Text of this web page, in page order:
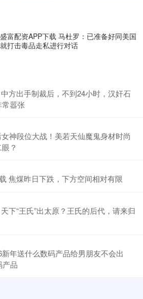
盛富配资APP下载 马杜罗：已准备好同美国
就打击毒品走私进行对话
方出手制裁后，不到24小时，汉奸石
嚣张
神段位大战！美若天仙魔鬼身材时尚
？
焦煤昨日下跌，下方空间相对有限
下“王氏”出太原？王氏的后代，请来归
年送什么数码产品给男朋友不会出
产品